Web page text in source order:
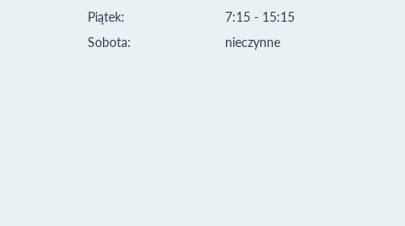
Piątek:
Sobota:
7:15 - 15:15
nieczynne